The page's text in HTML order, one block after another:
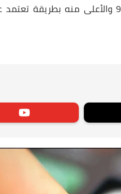
9 والأعلى منه بطريقة